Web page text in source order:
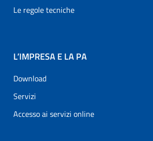
Le regole tecniche
L’IMPRESA E LA PA
Download
Servizi
Accesso ai servizi online